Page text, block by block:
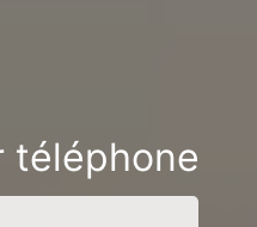
téléphone